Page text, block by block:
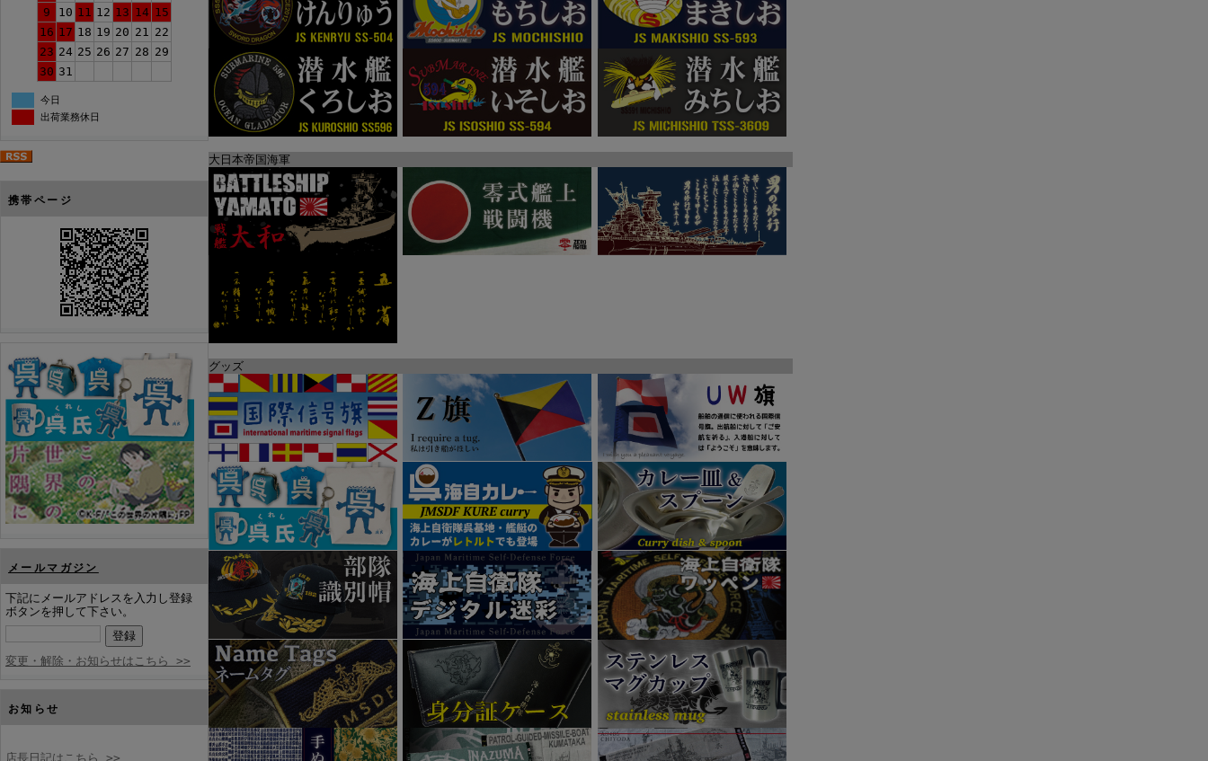
9
10 11 12 13 14 15
16 17 18 19 20 21 22
23 24 25 26 27 28 29
30 31
今日
出荷業務休日
携帯ページ
メールマガジン
下記にメールアドレスを入力し登録
ボタンを押して下さい。
変更・解除・お知らせはこちら >>
お知らせ
店長日記はこちら >>
大日本帝国海軍
グッズ